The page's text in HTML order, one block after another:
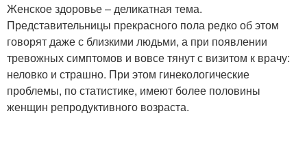
Женское здоровье – деликатная тема.
Представительницы прекрасного пола редко об этом
говорят даже с близкими людьми, а при появлении
тревожных симптомов и вовсе тянут с визитом к врачу:
неловко и страшно. При этом гинекологические
проблемы, по статистике, имеют более половины
женщин репродуктивного возраста.